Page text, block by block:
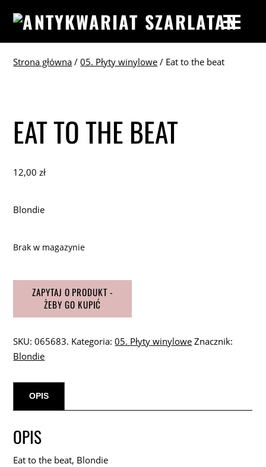
Strona główna /05. Płyty winylowe / Eat to the beat
EAT TO THE BEAT
12,00zł
Blondie
Brak w magazynie
SKU:065683. Kategoria:05. Płyty winylowe Znacznik:
Blondie
OPIS
OPIS
Eat to the beat, Blondie